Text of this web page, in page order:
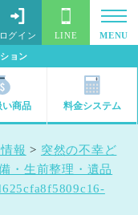
ョン
ログイン LINE MENU
い商品 料金システム
報 > 突然の不幸ど
・生前整理・遺品